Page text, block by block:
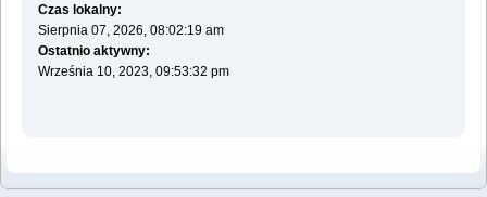
Czas lokalny:
Sierpnia 07, 2026, 08:02:19 am
Ostatnio aktywny:
Września 10, 2023, 09:53:32 pm